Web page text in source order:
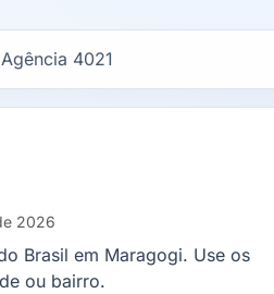
Agência 4021
2026
Brasil em Maragogi. Use os
ou bairro.